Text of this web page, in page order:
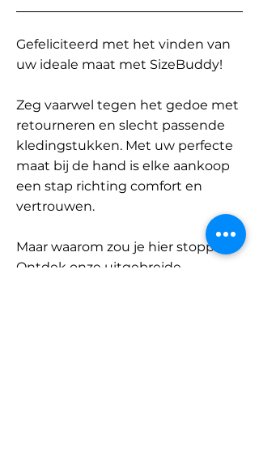
Gefeliciteerd met het vinden van
uw ideale maat met SizeBuddy!
Zeg vaarwel tegen het gedoe met
retourneren en slecht passende
kledingstukken. Met uw perfecte
maat bij de hand is elke aankoop
een stap richting comfort en
vertrouwen.
Maar waarom zou je hier stoppen?
Ontdek onze uitgebreide